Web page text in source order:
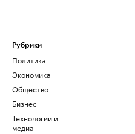
Рубрики
Политика
Экономика
Общество
Бизнес
Технологии и
медиа